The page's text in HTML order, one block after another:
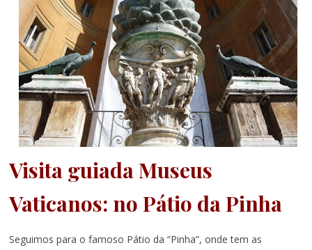
Visita guiada Museus
Vaticanos: no Pátio da Pinha
Seguimos para o famoso Pátio da “Pinha”, onde tem as